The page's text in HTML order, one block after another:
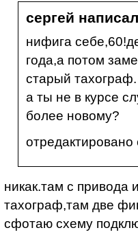
сергей
нифига
года,а потом
старый
а ты не в курсе
более новому?
никак.там с привода
тахограф,там две
сфотаю схему